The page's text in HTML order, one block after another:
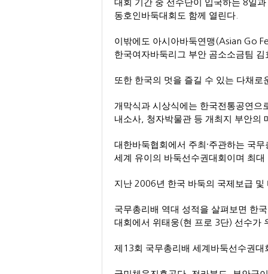
대회 기간 중 선수단이 입국하는 8일
동호인바둑대회도 함께 열린다
이밖에도 아시아바둑연맹 (Asian Go
한국여자바둑리그 부안 곰소소금팀
또한 한국의 멋을 즐길 수 있는 다채로
개막식과 시상식에는 한국전통공연으
내소사
청자박물관 등 개최지 부안의
대한바둑협회에서 주최 ·주관하는 국
세계 유이의 바둑선수권대회이며 최
지난 2006년 한국 바둑의 국제보급
국무총리배 역대 성적을 살펴보면 한
대회에서 위태웅(현 프로 3단) 선수가
제 13회 국무총리배 세계바둑선수권